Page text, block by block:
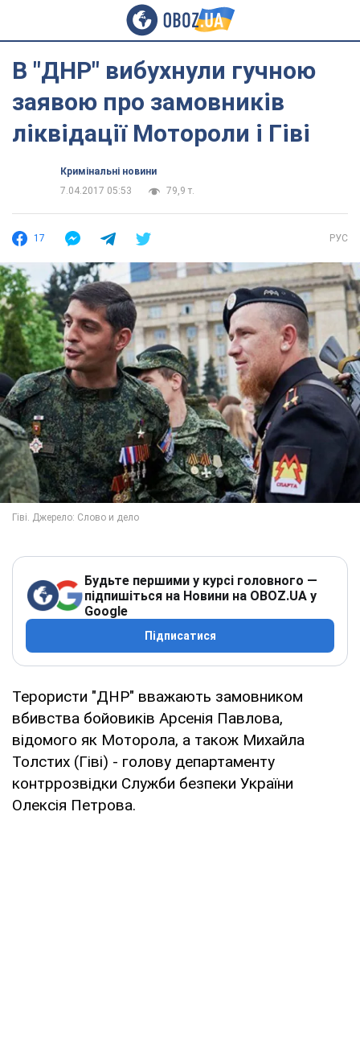
В "ДНР" вибухнули гучною
заявою про замовників
ліквідації Мотороли і Гіві
Кримінальні новини
7.04.2017 05:53
79,9 т.
17 РУС
Будьте першими у курсі головного —
підпишіться на Новини на OBOZ.UA у
Google
Підписатися
Терористи "ДНР" вважають замовником
вбивства бойовиків Арсенія Павлова,
відомого як Моторола, а також Михайла
Толстих (Гіві) - голову департаменту
контррозвідки Служби безпеки України
Олексія Петрова.